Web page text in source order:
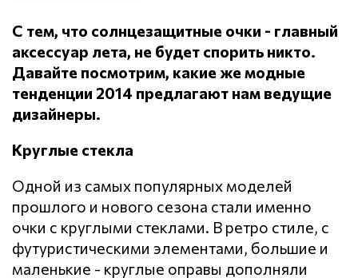
С тем, что солнцезащитные очки - главный
аксессуар лета, не будет спорить никто.
Давайте посмотрим, какие же модные
тенденции 2014 предлагают нам ведущие
дизайнеры.
Круглые стекла
Одной из самых популярных моделей
прошлого и нового сезона стали именно
очки с круглыми стеклами. В ретро стиле, с
футуристическими элементами, большие и
маленькие - круглые оправы дополняли